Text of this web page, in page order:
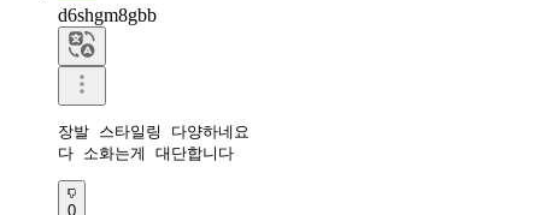
d6shgm8gbb
장발 스타일링 다양하네요
다 소화는게 대단합니다
0